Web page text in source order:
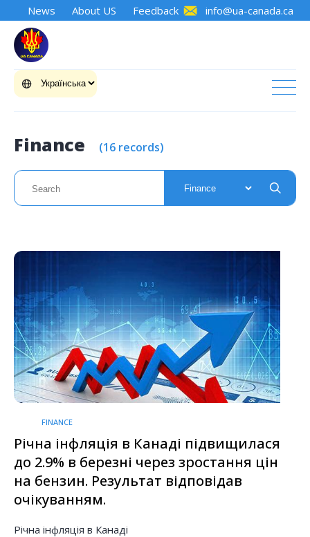
News About US Feedback info@ua-canada.ca
Finance (16 records)
FINANCE
Річна інфляція в Канаді підвищилася
до 2.9% в березні через зростання цін
на бензин. Результат відповідав
очікуванням.
Річна інфляція в Канаді